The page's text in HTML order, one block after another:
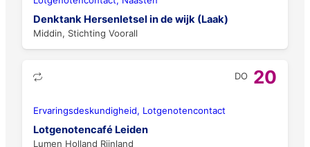
Denktank Hersenletsel in de wijk (Laak)
Middin, Stichting Voorall
DO 20
Ervaringsdeskundigheid, Lotgenotencontact
Lotgenotencafé Leiden
Lumen Holland Rijnland